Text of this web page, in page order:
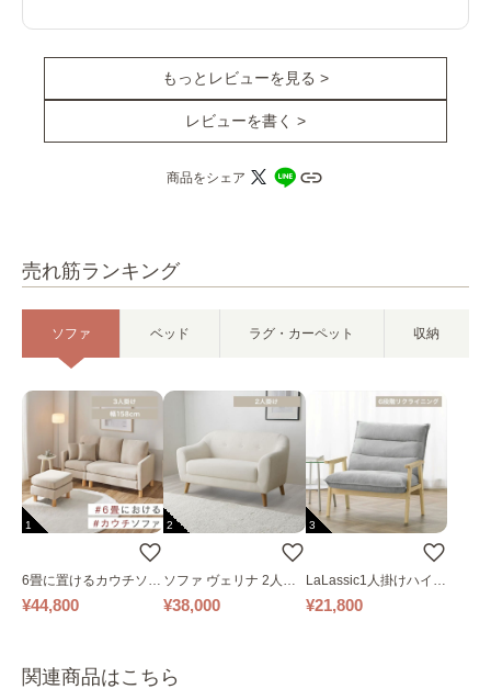
売れ筋ランキング
ソファ ベッド ラグ・カーペット 収納
1
6畳に置けるカウチソフ
ァ｜ベージュ
¥44,800
2
ソファ ヴェリナ 2人掛
け
¥38,000
3
LaLassic1人掛けハイバ
ックソファ ワイド
¥21,800
関連商品はこちら
もっとレビューを見る >
レビューを書く >
商品をシェア